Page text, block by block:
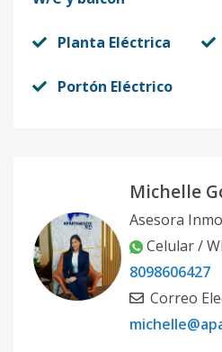
Planta Eléctrica
Portón Eléctrico
Michelle
Asesora
Celular /
8098606427
Correo